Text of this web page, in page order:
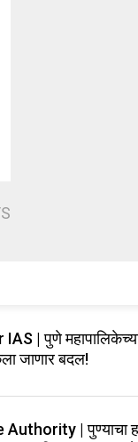
| पुणे
जाणार बदल!
| पुण्याचा